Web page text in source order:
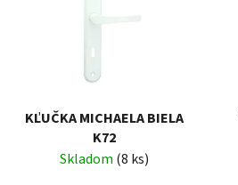
KĽUČKA MICHAELA BIELA
K72
Skladom (8 ks)